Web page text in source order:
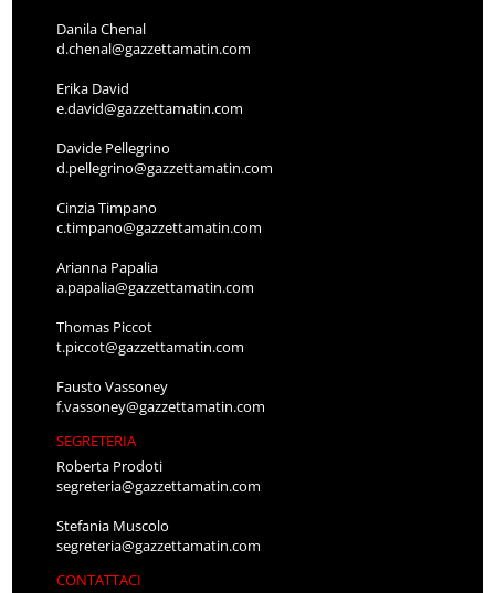
Danila Chenal
d.chenal@gazzettamatin.com
Erika David
e.david@gazzettamatin.com
Davide Pellegrino
d.pellegrino@gazzettamatin.com
Cinzia Timpano
c.timpano@gazzettamatin.com
Arianna Papalia
a.papalia@gazzettamatin.com
Thomas Piccot
t.piccot@gazzettamatin.com
Fausto Vassoney
f.vassoney@gazzettamatin.com
SEGRETERIA
Roberta Prodoti
segreteria@gazzettamatin.com
Stefania Muscolo
segreteria@gazzettamatin.com
CONTATTACI